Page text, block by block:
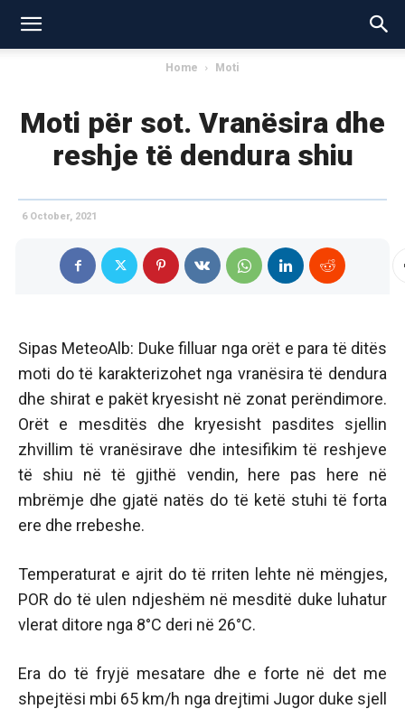
Home Moti
Moti për sot. Vranësira dhe
reshje të dendura shiu
6 October, 2021
Sipas MeteoAlb: Duke filluar nga orët e para të ditës
moti do të karakterizohet nga vranësira të dendura
dhe shirat e pakët kryesisht në zonat perëndimore.
Orët e mesditës dhe kryesisht pasdites sjellin
zhvillim të vranësirave dhe intesifikim të reshjeve
të shiu në të gjithë vendin, here pas here në
mbrëmje dhe gjatë natës do të ketë stuhi të forta
ere dhe rrebeshe.
Temperaturat e ajrit do të rriten lehte në mëngjes,
POR do të ulen ndjeshëm në mesditë duke luhatur
vlerat ditore nga 8°C deri në 26°C.
Era do të fryjë mesatare dhe e forte në det me
shpejtësi mbi 65 km/h nga drejtimi Jugor duke sjell